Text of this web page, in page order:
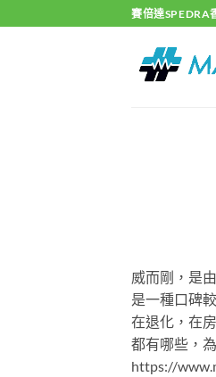
to
賽倍達SPEDRA
威而剛，是
是一種口碑
在退化，在
都有哪些，
https://